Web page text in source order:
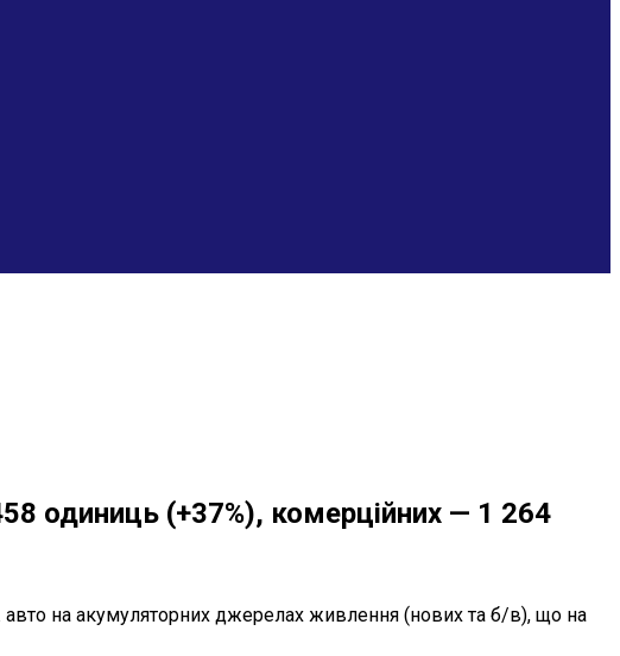
одиниць (+37%), комерційних — 1 264
авто на акумуляторних джерелах живлення (нових та б/в), що на